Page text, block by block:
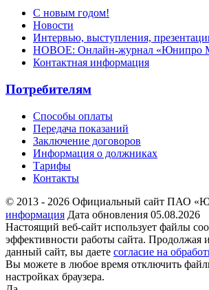
С новым годом!
Новости
Интервью, выступления,
НОВОЕ: Онлайн-журнал «Юнипро
Контактная информация
Потребителям
Способы оплаты
Передача показаний
Заключение договоров
Информация о должниках
Тарифы
Контакты
© 2013 - 2026 Официальный сайт ПАО
информация Дата обновления 05.08.2026
Настоящий веб-сайт использует файлы
эффективности работы сайта. Продолжая
данный сайт, вы даете согласие на
Вы можете в любое время отключить
настройках браузера.